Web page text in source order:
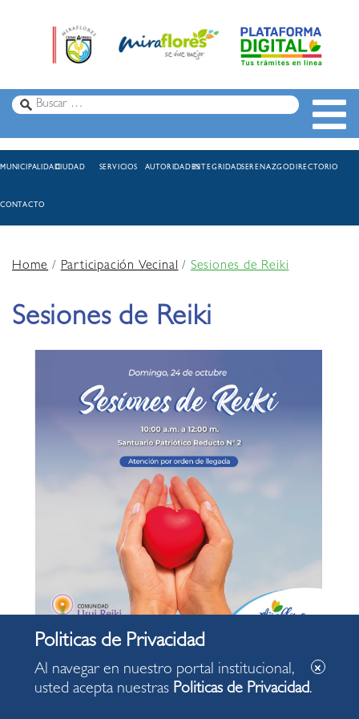
MUNICIPALIDADCIUDAD SERVICIOS AUTORIDADESINTEGRIDADSERENAZGODIRECTORIO
CONTACTO
Home/Participación Vecinal/Sesiones de Reiki
Sesiones de Reiki
10:00:00
Al navegar en nuestro portal institucional,
usted acepta nuestras Politicas de Privacidad.